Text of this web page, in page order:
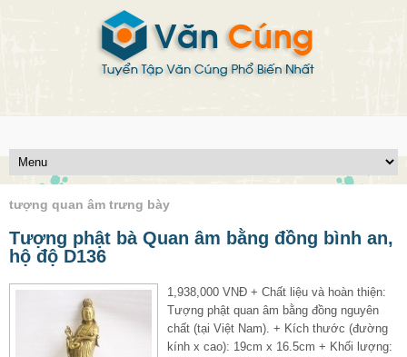
tượng quan âm trưng bày
Tượng phật bà Quan âm bằng đồng bình an,
hộ độ D136
1,938,000 VNĐ + Chất liệu và hoàn thiện:
Tượng phật quan âm bằng đồng nguyên
chất (tại Việt Nam). + Kích thước (đường
kính x cao): 19cm x 16.5cm + Khối lượng: